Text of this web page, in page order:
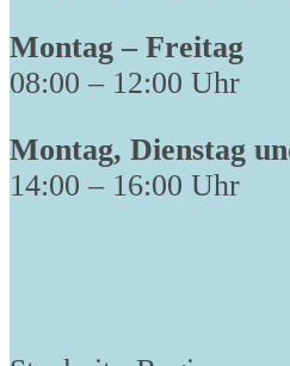
Montag – Freitag
08:00 – 12:00 Uhr
Montag, Dienstag
14:00 – 16:00 Uhr